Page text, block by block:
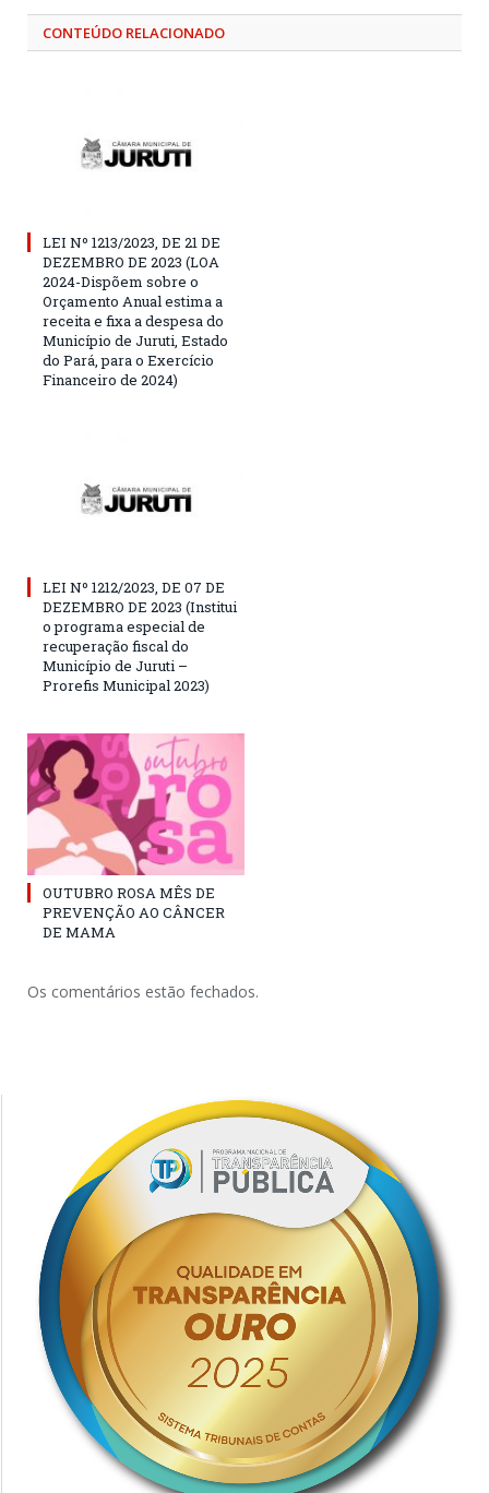
CONTEÚDO RELACIONADO
LEI Nº 1213/2023, DE 21 DE
DEZEMBRO DE 2023 (LOA
2024-Dispõem sobre o
Orçamento Anual estima a
receita e fixa a despesa do
Município de Juruti, Estado
do Pará, para o Exercício
Financeiro de 2024)
LEI Nº 1212/2023, DE 07 DE
DEZEMBRO DE 2023 (Institui
o programa especial de
recuperação fiscal do
Município de Juruti –
Prorefis Municipal 2023)
OUTUBRO ROSA MÊS DE
PREVENÇÃO AO CÂNCER
DE MAMA
Os comentários estão fechados.